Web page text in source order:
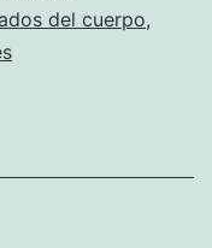
del cuerpo,